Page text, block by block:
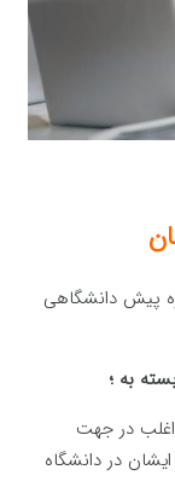
به دوره پیش دانشگاهی
به ؛
در جهت
در دانشگاه